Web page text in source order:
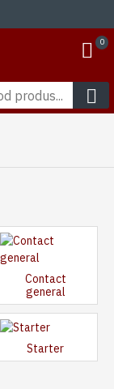
0
Contact
general
Starter